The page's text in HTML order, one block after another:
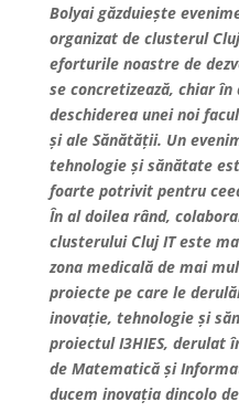
Bolyai găzduiește
organizat de clusterul
eforturile noastre de
se concretizează, chiar
deschiderea unei noi
și ale Sănătății. Un
tehnologie și sănătate
foarte potrivit pentru
În al doilea rând,
clusterului Cluj IT este
zona medicală de mai
proiecte pe care le
inovație, tehnologie și
proiectul I3HIES, derulat
de Matematică și
ducem inovația dincolo